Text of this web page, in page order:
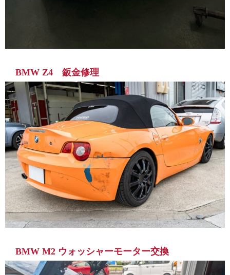
BMW Z4 鈑金修理
BMW M2 ウォッシャーモーター交換